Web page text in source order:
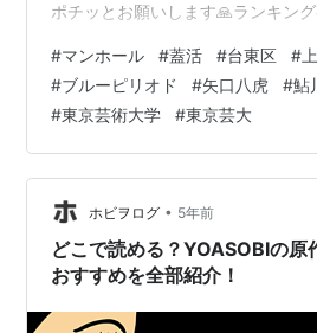
ポチッとお願いします🙏ランキン
グ参加中はてブロ みんな初めは超
おう会＾＾（長いw）ランキング参
参加中マンホールランキング参加中
集ランキング参加中東京ランキン
話
#マンホール #蓋活 #台東区 #
#ブルーピリオド #矢口八虎 #鮎
#東京芸術大学 #東京芸大
ホビヲログ • 5年前
どこで読める？YOASOBIの原
おすすめを全部紹介！